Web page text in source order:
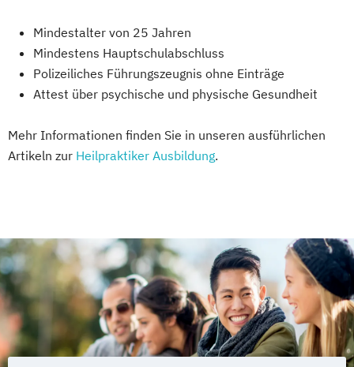
Mindestalter von 25 Jahren
Mindestens Hauptschulabschluss
Polizeiliches Führungszeugnis ohne Einträge
Attest über psychische und physische Gesundheit
Mehr Informationen finden Sie in unseren ausführlichen
Artikeln zur Heilpraktiker Ausbildung.